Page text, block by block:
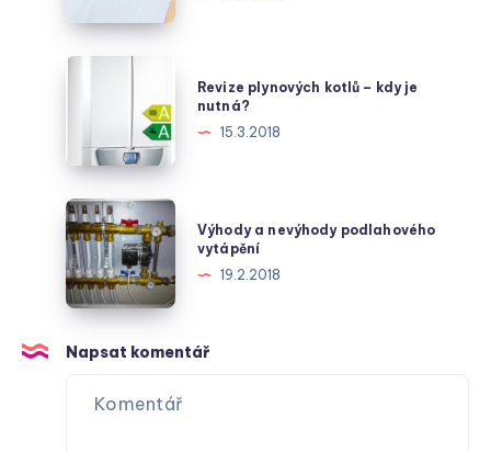
jak
jaké
jsou
jeho
výhody
kdy
je
nutná?
Revize plynových kotlů – kdy je
nutná?
15.3.2018
Výhody
a
nevýhody
podlahového
vytápění
Výhody a nevýhody podlahového
vytápění
19.2.2018
Napsat komentář